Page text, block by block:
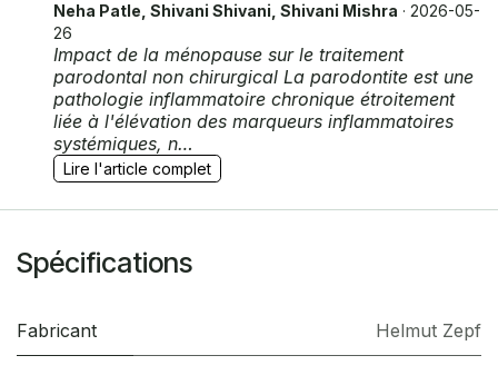
Neha Patle, Shivani Shivani, Shivani Mishra · 2026-05-
26
Impact de la ménopause sur le traitement
parodontal non chirurgical La parodontite est une
pathologie inflammatoire chronique étroitement
liée à l'élévation des marqueurs inflammatoires
systémiques, n…
Lire l'article complet
Spécifications
Fabricant Helmut Zepf